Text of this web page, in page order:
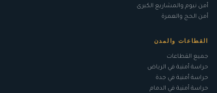
أمن نيوم والمشاريع الكبرى
أمن الحج والعمرة
القطاعات والمدن
جميع القطاعات
حراسة أمنية في الرياض
حراسة أمنية في جدة
حراسة أمنية في الدمام